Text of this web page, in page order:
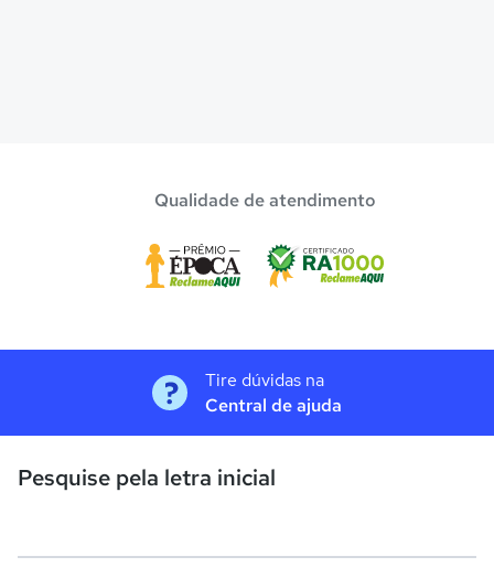
Qualidade de atendimento
Tire dúvidas na
Central de ajuda
Pesquise pela letra inicial